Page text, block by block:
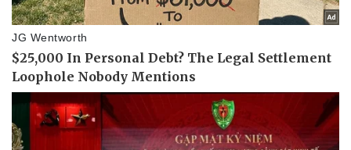
Pháp luật
Vụ án
Tin nóng
Tư vấn luật
Vũ khí
Việt Nam
Phân tích